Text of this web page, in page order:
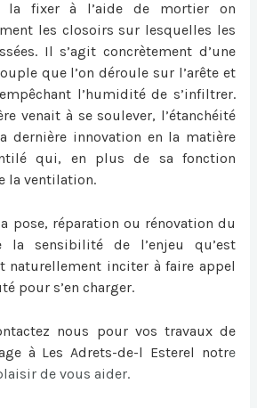
la fixer à l’aide de mortier on
les closoirs sur lesquelles les
Il s’agit concrètement d’une
que l’on déroule sur l’arête et
l’humidité de s’infiltrer.
venait à se soulever, l’étanchéité
dernière innovation en la matière
qui, en plus de sa fonction
la ventilation.
pose, réparation ou rénovation du
la sensibilité de l’enjeu qu’est
naturellement inciter à faire appel
pour s’en charger.
nous pour vos travaux de
à Les Adrets-de-l Esterel notre
de vous aider.